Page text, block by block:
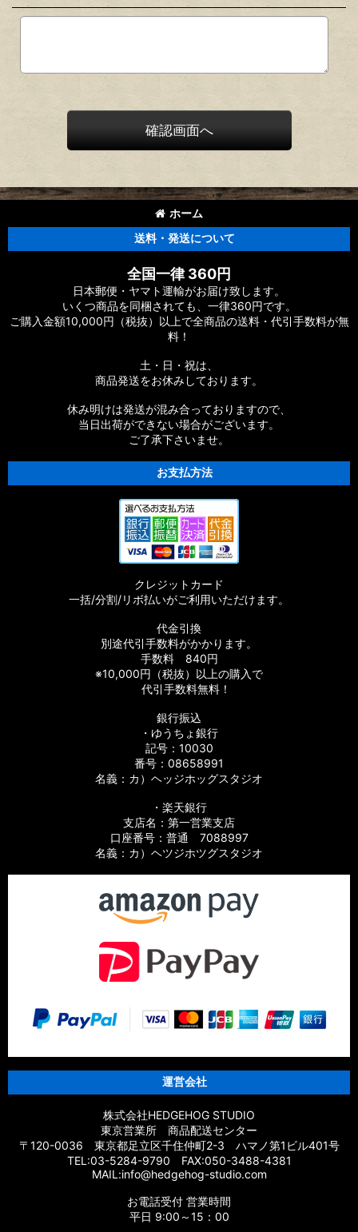
確認画面へ
ホーム
送料・発送について
全国一律 360円
日本郵便・ヤマト運輸がお届け致します。
いくつ商品を同梱されても、一律360円です。
ご購入金額10,000円（税抜）以上で全商品の送料・代引手数料が無
料！
土・日・祝は、
商品発送をお休みしております。
休み明けは発送が混み合っておりますので、
当日出荷ができない場合がございます。
ご了承下さいませ。
お支払方法
クレジットカード
一括/分割/リボ払いがご利用いただけます。
代金引換
別途代引手数料がかかります。
手数料 840円
※10,000円（税抜）以上の購入で
代引手数料無料！
銀行振込
・ゆうちょ銀行
記号：10030
番号：08658991
名義：カ）ヘッジホッグスタジオ
・楽天銀行
支店名：第一営業支店
口座番号：普通 7088997
名義：カ）ヘツジホツグスタジオ
運営会社
株式会社HEDGEHOG STUDIO
東京営業所 商品配送センター
〒120-0036 東京都足立区千住仲町2-3 ハマノ第1ビル401号
TEL:03-5284-9790 FAX:050-3488-4381
MAIL:info@hedgehog-studio.com
お電話受付 営業時間
平日 9:00～15：00